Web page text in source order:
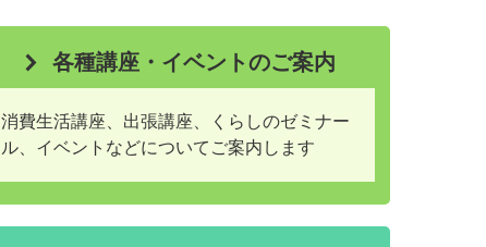
各種講座・イベントのご案内
消費生活講座、出張講座、くらしのゼミナー
ル、イベントなどについてご案内します